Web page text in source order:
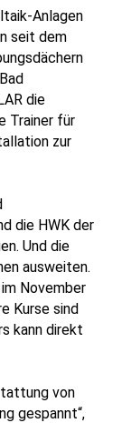
Anlagen
seit dem
die
Trainer für
zur
die HWK der
Und die
ausweiten.
November
Kurse sind
kann direkt
von
gespannt“,